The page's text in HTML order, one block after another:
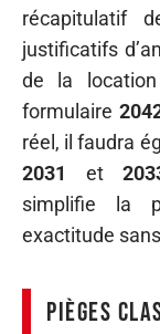
récapitulatif
justificatifs
de la
formulaire
réel, il faudra
2031
et
simplifie la
exactitude
Pièges